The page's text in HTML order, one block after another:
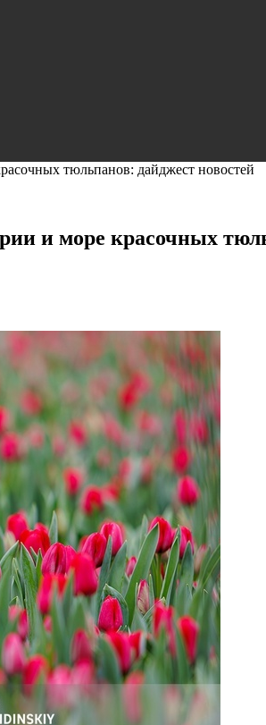
тюльпанов: дайджест новостей
и море красочных